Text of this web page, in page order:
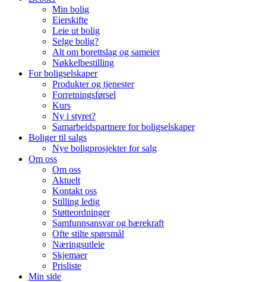
Min bolig
Eierskifte
Leie ut bolig
Selge bolig?
Alt om borettslag og sameier
Nøkkelbestilling
For boligselskaper
Produkter og tjenester
Forretningsførsel
Kurs
Ny i styret?
Samarbeidspartnere for boligselskaper
Boliger til salgs
Nye boligprosjekter for salg
Om oss
Om oss
Aktuelt
Kontakt oss
Stilling ledig
Støtteordninger
Samfunnsansvar og bærekraft
Ofte stilte spørsmål
Næringsutleie
Skjemaer
Prisliste
Min side